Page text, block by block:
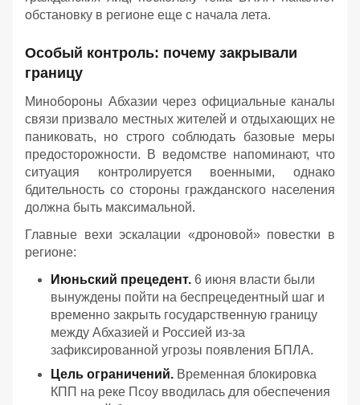
обстановку в регионе еще с начала лета.
Особый контроль: почему закрывали
границу
Минобороны Абхазии через официальные каналы
связи призвало местных жителей и отдыхающих не
паниковать, но строго соблюдать базовые меры
предосторожности. В ведомстве напоминают, что
ситуация контролируется военными, однако
бдительность со стороны гражданского населения
должна быть максимальной.
Главные вехи эскалации «дроновой» повестки в
регионе:
Июньский прецедент. 6 июня власти были
вынуждены пойти на беспрецедентный шаг и
временно закрыть государственную границу
между Абхазией и Россией из-за
зафиксированной угрозы появления БПЛА.
Цель ограничений. Временная блокировка
КПП на реке Псоу вводилась для обеспечения